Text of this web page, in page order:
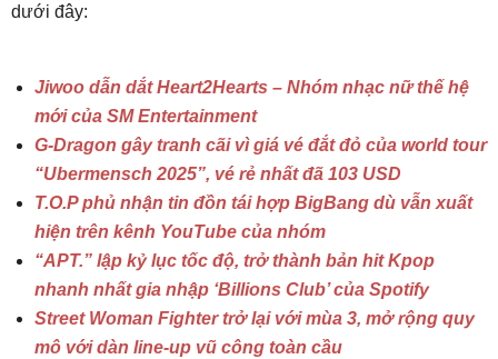
dưới đây:
Jiwoo dẫn dắt Heart2Hearts – Nhóm nhạc nữ thế hệ
mới của SM Entertainment
G-Dragon gây tranh cãi vì giá vé đắt đỏ của world tour
“Ubermensch 2025”, vé rẻ nhất đã 103 USD
T.O.P phủ nhận tin đồn tái hợp BigBang dù vẫn xuất
hiện trên kênh YouTube của nhóm
“APT.” lập kỷ lục tốc độ, trở thành bản hit Kpop
nhanh nhất gia nhập ‘Billions Club’ của Spotify
Street Woman Fighter trở lại với mùa 3, mở rộng quy
mô với dàn line-up vũ công toàn cầu